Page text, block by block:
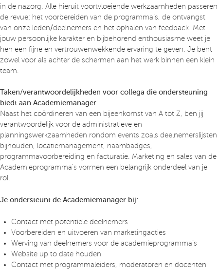
in de nazorg. Alle hieruit voortvloeiende werkzaamheden passeren
de revue; het voorbereiden van de programma’s, de ontvangst
van onze leden/deelnemers en het ophalen van feedback. Met
jouw persoonlijke karakter en bijbehorend enthousiasme weet je
hen een fijne en vertrouwenwekkende ervaring te geven. Je bent
zowel voor als achter de schermen aan het werk binnen een klein
team.
Taken/verantwoordelijkheden voor collega die ondersteuning
biedt aan Academiemanager
Naast het coördineren van een bijeenkomst van A tot Z, ben jij
verantwoordelijk voor de administratieve en
planningswerkzaamheden rondom events zoals deelnemerslijsten
bijhouden, locatiemanagement, naambadges,
programmavoorbereiding en facturatie. Marketing en sales van de
Academieprogramma’s vormen een belangrijk onderdeel van je
rol.
Je ondersteunt de Academiemanager bij:
Contact met potentiële deelnemers
Voorbereiden en uitvoeren van marketingacties
Werving van deelnemers voor de academieprogramma’s
Website up to date houden
Contact met programmaleiders, moderatoren en docenten